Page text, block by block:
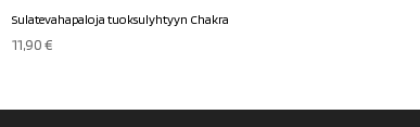
Sulatevahapaloja tuoksulyhtyyn Chakra
11,90€